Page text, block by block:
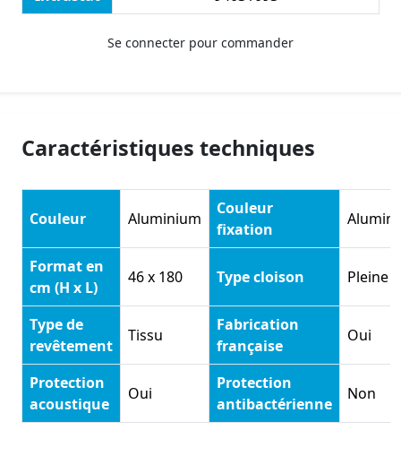
Se connecter pour commander
Caractéristiques techniques
Couleur Aluminium
Couleur
fixation
Format en
cm (H x L)
46 x 180 Type cloison Pleine
Type de
revêtement
Tissu
Fabrication
française
Oui
Protection
acoustique
Oui
Protection
antibactérienne
Non